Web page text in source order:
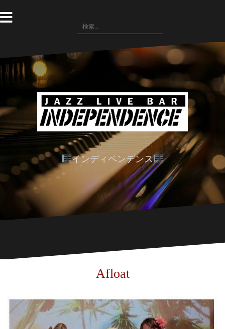
ン
テ
へ
ス
検
索:
インディペンデンス
Afloat